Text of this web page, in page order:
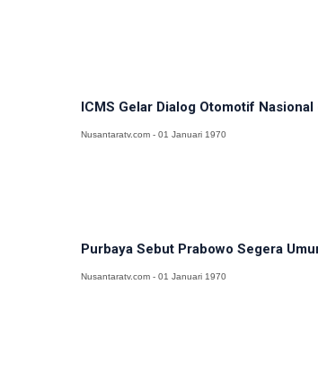
ICMS Gelar Dialog Otomotif
Nusantaratv.com - 01 Januari 1970
Purbaya Sebut Prabowo Segera
Nusantaratv.com - 01 Januari 1970